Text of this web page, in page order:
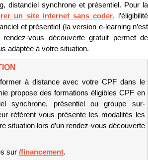
distanciel synchrone et présentiel. Pour la
un site internet sans coder, l’éligibilité
et présentiel (la version e-learning n’est
vous découverte gratuit permet de
adaptée à votre situation.
à distance avec votre CPF dans le
propose des formations éligibles CPF en
synchrone, présentiel ou groupe sur-
référent vous présente les modalités les
situation lors d’un rendez-vous découverte
sur /financement.